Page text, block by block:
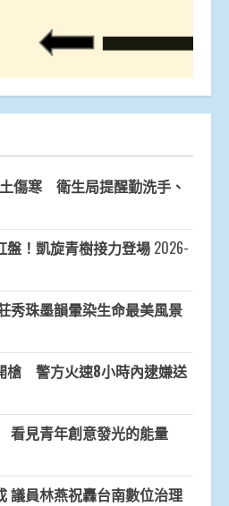
傷寒 衛生局提醒勤洗手、
盤！凱旋青樹接力登場 2026-
秀珠墨韻暈染生命最美風景
槍 警方火速8小時內逮嫌送
見青年創意發光的能量
議員林燕祝轟台南數位治理